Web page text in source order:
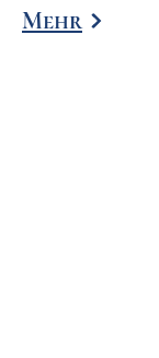
Mehr